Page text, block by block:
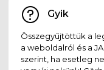
Gyik
Összegyűjtöttük a
a weboldalról és a
szerint, ha esetleg